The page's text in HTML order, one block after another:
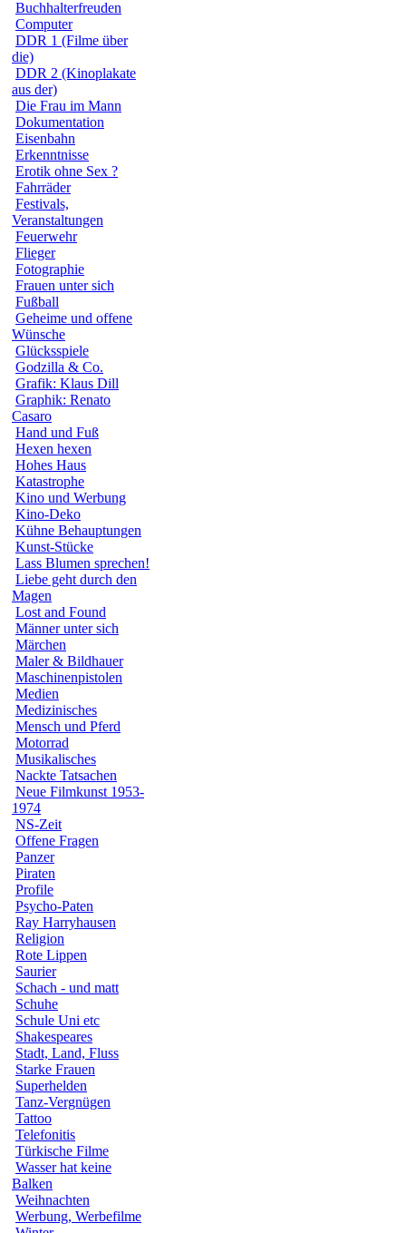
Buchhalterfreuden
Computer
DDR 1 (Filme über
die)
DDR 2 (Kinoplakate
aus der)
Die Frau im Mann
Dokumentation
Eisenbahn
Erkenntnisse
Erotik ohne Sex ?
Fahrräder
Festivals,
Veranstaltungen
Feuerwehr
Flieger
Fotographie
Frauen unter sich
Fußball
Geheime und offene
Wünsche
Glücksspiele
Godzilla & Co.
Grafik: Klaus Dill
Graphik: Renato
Casaro
Hand und Fuß
Hexen hexen
Hohes Haus
Katastrophe
Kino und Werbung
Kino-Deko
Kühne Behauptungen
Kunst-Stücke
Lass Blumen sprechen!
Liebe geht durch den
Magen
Lost and Found
Männer unter sich
Märchen
Maler & Bildhauer
Maschinenpistolen
Medien
Medizinisches
Mensch und Pferd
Motorrad
Musikalisches
Nackte Tatsachen
Neue Filmkunst 1953-
1974
NS-Zeit
Offene Fragen
Panzer
Piraten
Profile
Psycho-Paten
Ray Harryhausen
Religion
Rote Lippen
Saurier
Schach - und matt
Schuhe
Schule Uni etc
Shakespeares
Stadt, Land, Fluss
Starke Frauen
Superhelden
Tanz-Vergnügen
Tattoo
Telefonitis
Türkische Filme
Wasser hat keine
Balken
Weihnachten
Werbung, Werbefilme